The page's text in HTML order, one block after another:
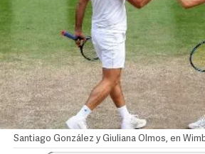
Santiago González y Giuliana Olmos, en